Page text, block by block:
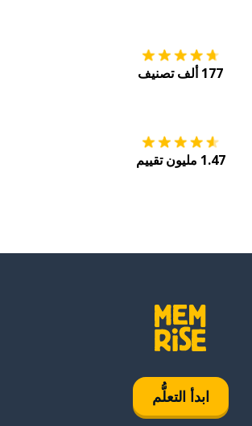
177 ألف تصنيف
1.47 مليون تقييم
ابدأ التعلُّم